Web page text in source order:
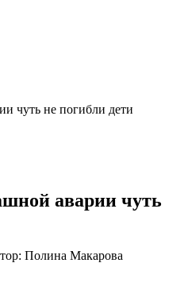
чуть не погибли дети
аварии чуть
Полина Макарова